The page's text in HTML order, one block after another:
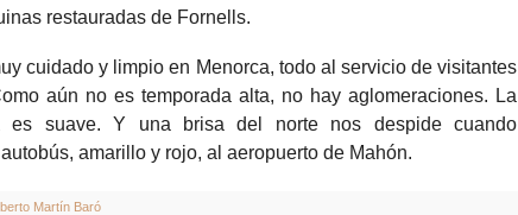
restauradas de Fornells.
cuidado y limpio en Menorca, todo al servicio de visitantes
aún no es temporada alta, no hay aglomeraciones. La
es suave. Y una brisa del norte nos despide cuando
amarillo y rojo, al aeropuerto de Mahón.
Martín Baró